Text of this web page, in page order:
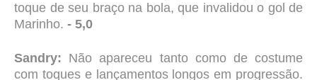
toque de seu braço na bola, que invalidou o gol de
Marinho. - 5,0
Sandry: Não apareceu tanto como de costume
com toques e lançamentos longos em progressão.